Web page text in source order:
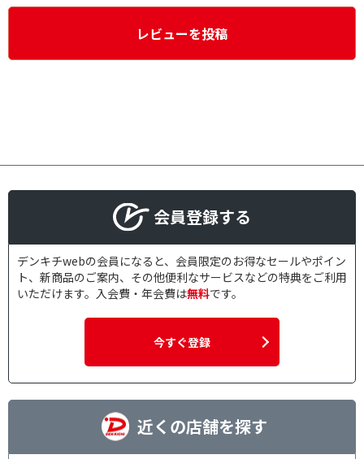
レビューを投稿
会員登録する
デンキチwebの会員になると、会員限定のお得なセールやポイン
ト、新商品のご案内、その他便利なサービスなどの特典をご利用
いただけます。入会費・年会費は無料です。
今すぐ登録
近くの店舗を探す